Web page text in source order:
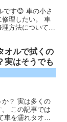
です😊 車の小さ
修理したい。 車
方法について詳
オルで拭くの
実はそうでも
？ 実は多くの
この記事では
を濡れタオル